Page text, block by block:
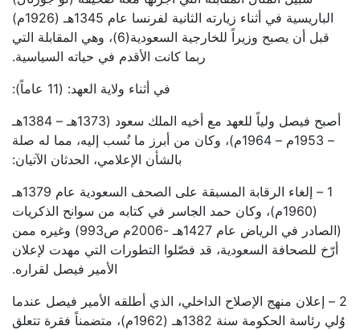
الباريسية في أثناء زيارته الثانية لفرنسا عام 1345هـ (1926م)
قبل أن يصبح وزيراً للخارجية السعودية(6)، وهي المقابلة التي
ربما كانت الأقدم في حياته السياسية.
في أثناء ولاية العهد: (11 عاماً):
أصبح فيصل ولياً للعهد مع أخيه الملك سعود (1373هـ – 1384هـ
– 1953م – 1964م)، وكان من أبرز ما نُسب إليه، مما له صلة
بالشأن الإعلامي، الحدثان الآتيان:
1 – إلغاء الرقابة المسبقة على الصحف السعودية عام 1379هـ
(1960م)، وكان حمد الجاسر في كتابه من سوانح الذكريات
(الصادر في الرياض عام 1427هـ -2006م ص993) وغيره ممن
أرّخ للصحافة السعودية، قد فصّلوا التطورات التي مهدت لإعلان
الأمير فيصل لقراره.
2 – إعلان منهج الإصلاح الداخلي، الذي أطلقه الأمير فيصل عندما
وُلي رئاسة الحكومة سنة 1382هـ (1962م)، متضمناً فقرة تتعلق